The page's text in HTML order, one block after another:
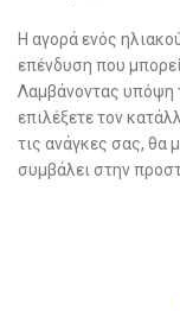
Η αγορά ενός
επένδυση που
Λαμβάνοντας υπόψη
επιλέξετε τον
τις ανάγκες σας, θα
συμβάλει στην